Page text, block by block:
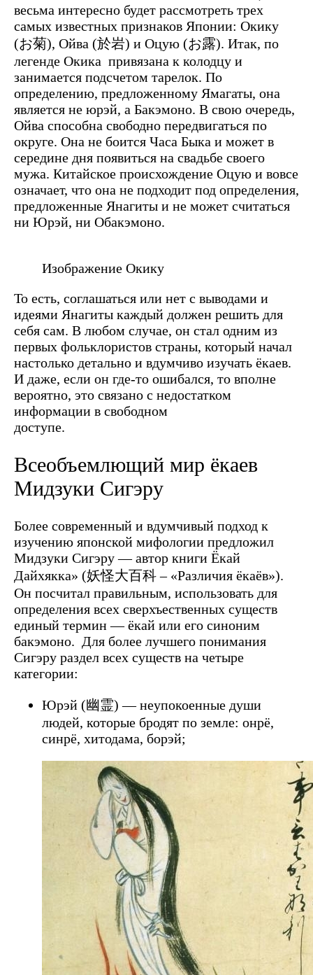
весьма интересно будет рассмотреть трех
самых известных признаков Японии: Окику
(お菊), Ойва (於岩) и Оцую (お露). Итак, по
легенде Окика привязана к колодцу и
занимается подсчетом тарелок. По
определению, предложенному Ямагаты, она
является не юрэй, а Бакэмоно. В свою очередь,
Ойва способна свободно передвигаться по
округе. Она не боится Часа Быка и может в
середине дня появиться на свадьбе своего
мужа. Китайское происхождение Оцую и вовсе
означает, что она не подходит под определения,
предложенные Янагиты и не может считаться
ни Юрэй, ни Обакэмоно.
Изображение Окику
То есть, соглашаться или нет с выводами и
идеями Янагиты каждый должен решить для
себя сам. В любом случае, он стал одним из
первых фольклористов страны, который начал
настолько детально и вдумчиво изучать ёкаев.
И даже, если он где-то ошибался, то вполне
вероятно, это связано с недостатком
информации в свободном
доступе.
Всеобъемлющий мир ёкаев
Мидзуки Сигэру
Более современный и вдумчивый подход к
изучению японской мифологии предложил
Мидзуки Сигэру — автор книги Ёкай
Дайхякка» (妖怪大百科 – «Различия ёкаёв»).
Он посчитал правильным, использовать для
определения всех сверхъественных существ
единый термин — ёкай или его синоним
бакэмоно. Для более лучшего понимания
Сигэру раздел всех существ на четыре
категории:
Юрэй (幽霊) — неупокоенные души
людей, которые бродят по земле: онрё,
синрё, хитодама, борэй;